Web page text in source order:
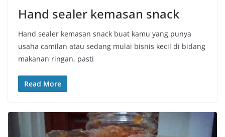
Hand sealer kemasan snack
Hand sealer kemasan snack buat kamu yang punya
usaha camilan atau sedang mulai bisnis kecil di bidang
makanan ringan, pasti
Read More